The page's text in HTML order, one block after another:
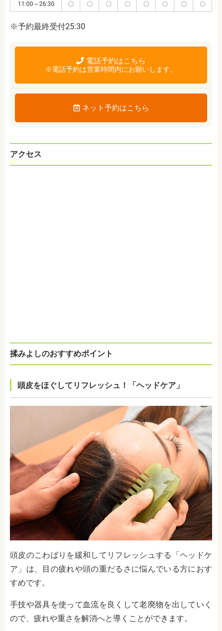
11:00～26:30 〇 〇 〇 〇 〇 〇 〇 〇
※予約最終受付25:30
電話予約はこちら
※電話予約は営業時間内にお願いします。
ネット予約はこちら
アクセス
揉みよしのおすすめポイント
頭皮をほぐしてリフレッシュ！「ヘッドケア」
頭皮のこわばりを緩和してリフレッシュする「ヘッドケ
ア」は、目の疲れや頭の重だるさに悩んでいる方におす
すめです。
手技や器具を使って血流を良くして老廃物を出していく
ので、疲れや重さを解消へと導くことができます。